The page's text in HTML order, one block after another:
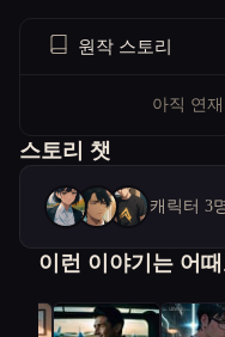
원작 스토리
아직 연
스토리 챗
캐릭터 3
이런 이야기는 어